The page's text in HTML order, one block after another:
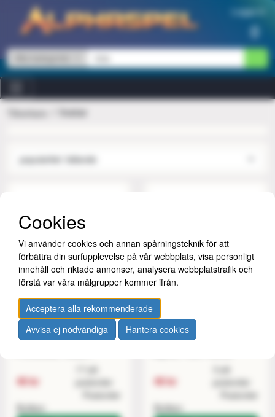
Hoppa till innehåll Logga in
0
Tillverkare Instar
40 kr
17 på
postorder
Butiken
Postorder
40 kr
3 på
postorder
Butiken
Postorder
Cookies
Vi använder cookies och annan spårningsteknik för att
förbättra din surfupplevelse på vår webbplats, visa personligt
innehåll och riktade annonser, analysera webbplatstrafik och
förstå var våra målgrupper kommer ifrån.
Acceptera alla rekommenderade
Avvisa ej nödvändiga
Hantera cookies